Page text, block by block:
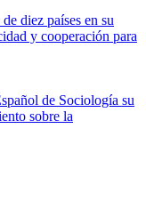
diez países en su
y cooperación para
de Sociología su
sobre la